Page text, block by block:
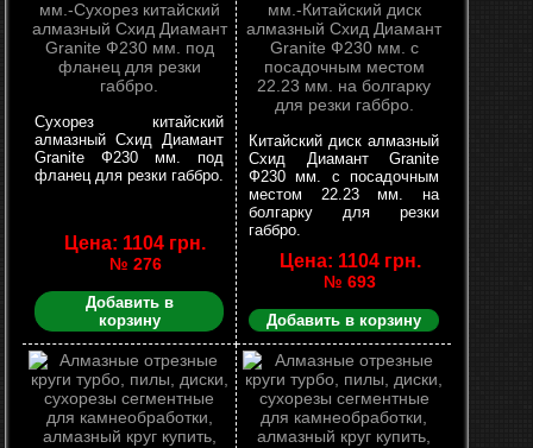
Сухорез китайский
алмазный Схид Диамант
Granite Ф230 мм. под
фланец для резки габбро.
Цена: 1104 грн.
№ 276
Добавить в
корзину
Китайский диск алмазный
Схид Диамант Granite
Ф230 мм. с посадочным
местом 22.23 мм. на
болгарку для резки
габбро.
Цена: 1104 грн.
№ 693
Добавить в корзину